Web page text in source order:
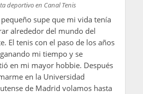
deportivo en Canal Tenis
pequeño supe que mi vida tenía
alrededor del mundo del
El tenis con el paso de los años
mi tiempo y se
en mi mayor hobbie. Después
en la Universidad
de Madrid volamos hasta